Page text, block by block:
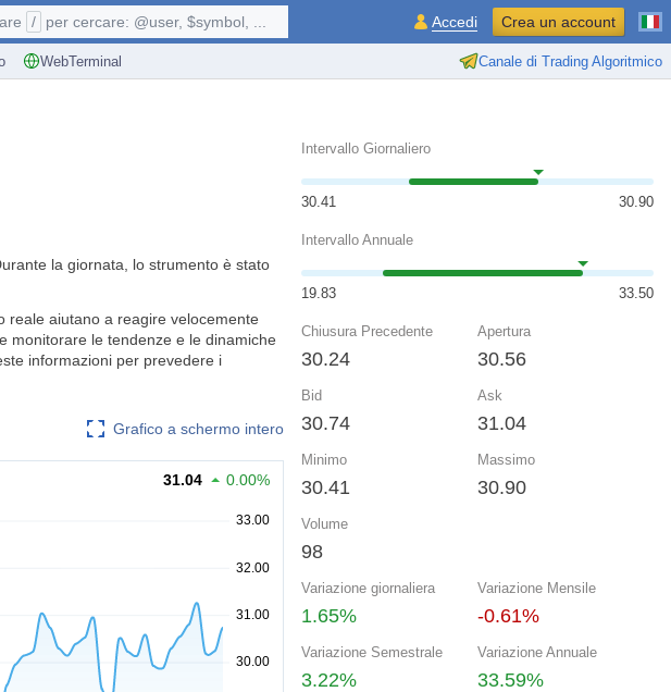
WebTerminal Canale di Trading Algoritmico
/ per cercare: @user, $symbol, ... Accedi Crea un account
la giornata, lo strumento è stato
reale aiutano a reagire velocemente
monitorare le tendenze e le dinamiche
informazioni per prevedere i
Grafico a schermo intero
31.04 0.00%
Intervallo Giornaliero
30.41 30.90
Intervallo Annuale
19.83 33.50
Chiusura Precedente
30.24
Apertura
30.56
Bid
30.74
Ask
31.04
Minimo
30.41
Massimo
30.90
Volume
98
Variazione giornaliera
1.65%
Variazione Mensile
-0.61%
Variazione Semestrale
3.22%
Variazione Annuale
33.59%